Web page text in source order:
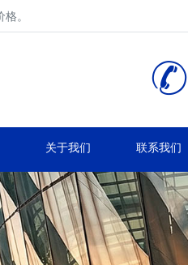
。
关于我们 联系我们